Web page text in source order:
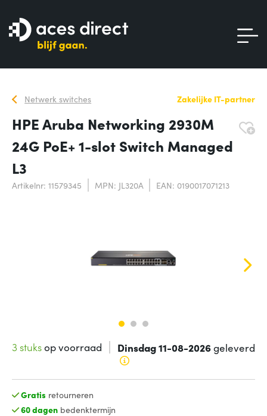
Netwerk switches Zakelijke IT-partner
HPE Aruba Networking 2930M
24G PoE+ 1-slot Switch Managed
L3
Artikelnr: 11579345 MPN: JL320A EAN: 0190017071213
3 stuksop voorraad Dinsdag 11-08-2026geleverd
Gratis retourneren
60 dagenbedenktermijn